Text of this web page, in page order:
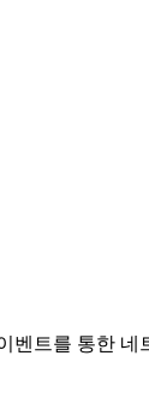
벤트를 통한 네